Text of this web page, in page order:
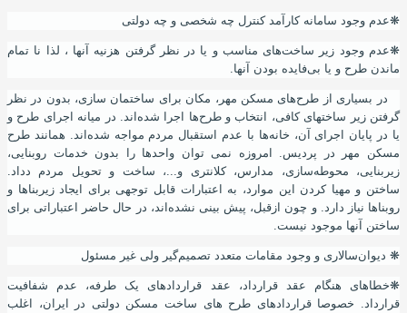
❋عدم وجود سامانه کارآمد کنترل چه شخصی و چه دولتی
❋عدم وجود زیر ساخت‌های مناسب و یا در نظر گرفتن هزنیه آنها ، لذا نا تمام
ماندن طرح و یا بی‌فایده بودن آنها.
در بسیاری از طرح‌های مسکن مهر ، مکان برای ساختمان سازی، بدون در نظر
گرفتن زیر ساختهای کافی، انتخاب و طرح‌ها اجرا شده‌اند. در میانه اجرای طرح و
یا در پایان اجرای
ن، خانه‌ها با عدم استقبال مردم مواجه شده‌اند. همانند طرح
مسکن مهر در پردیس. امروزه نمی توان واحدها را بدون خدمات روبنایی،
زیربنایی، محوطه‌سازی، مدارس، کلانتری و...، ساخت و تحویل مردم دداد.
ساختن و مهیا کردن این موارد ، به اعتبارات قابل توجهی برای ایجاد زیربناها و
روبناها نیاز دارد. و چون ازقبل، پیش بینی نشده‌اند ، در حال حاضر اعتباراتی برای
ساختن
نها موجود نیست.
❋ دیوان‌سالاری و وجود مقامات متعدد تصمیم‌گیر ولی غیر مسئول
❋خطاهای هنگام عقد قرارداد، عقد قراردادهای یک طرفه، عدم شفافیت
قرارداد. خصوصا قراردادهای طرح های ساخت مسکن دولتی در ایران، اغلب